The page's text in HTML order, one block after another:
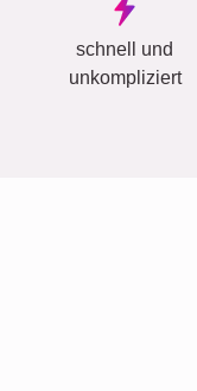
schnell und
unkompliziert